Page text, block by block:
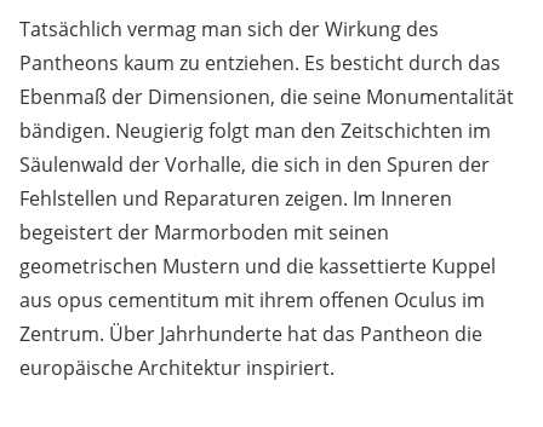
Tatsächlich vermag man sich der Wirkung des
Pantheons kaum zu entziehen. Es besticht durch das
Ebenmaß der Dimensionen, die seine Monumentalität
bändigen. Neugierig folgt man den Zeitschichten im
Säulenwald der Vorhalle, die sich in den Spuren der
Fehlstellen und Reparaturen zeigen. Im Inneren
begeistert der Marmorboden mit seinen
geometrischen Mustern und die kassettierte Kuppel
aus opus cementitum mit ihrem offenen Oculus im
Zentrum. Über Jahrhunderte hat das Pantheon die
europäische Architektur inspiriert.